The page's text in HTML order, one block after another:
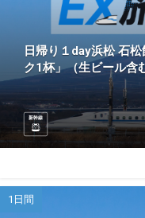
日帰り１day浜松 石
ク1杯」（生ビール含
新幹線
1日間